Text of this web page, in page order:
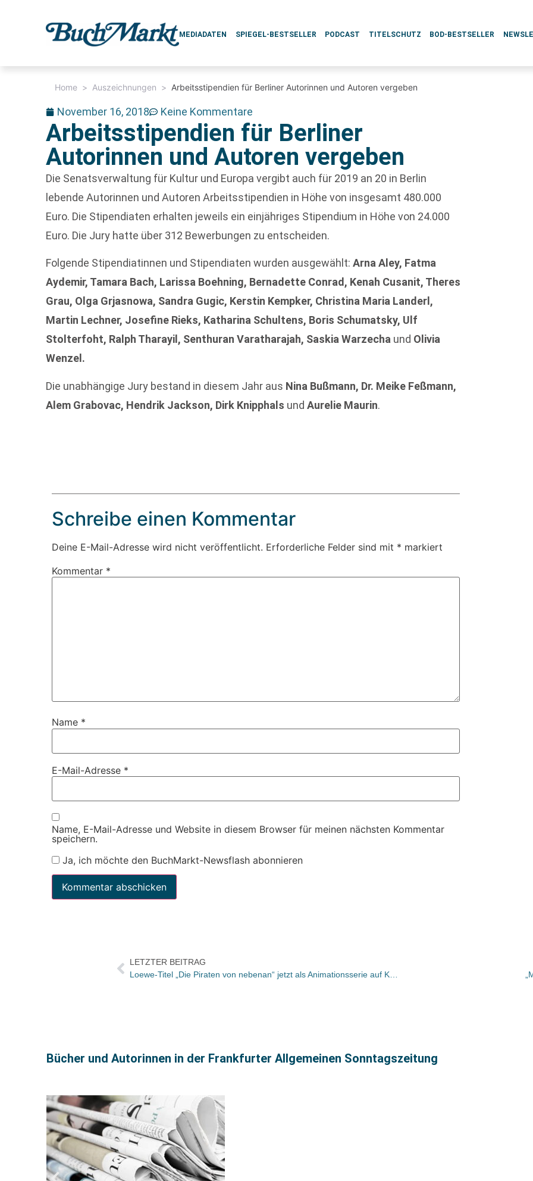
MEDIADATEN SPIEGEL-BESTSELLER PODCAST TITELSCHUTZ BOD-BESTSELLER
Home > Auszeichnungen > Arbeitsstipendien für Berliner Autorinnen und Autoren vergeben
November 16, 2018 Keine Kommentare
Arbeitsstipendien für Berliner
Autorinnen und Autoren vergeben
Die Senatsverwaltung für Kultur und Europa vergibt auch für 2019 an 20 in Berlin
lebende Autorinnen und Autoren Arbeitsstipendien in Höhe von insgesamt 480.000
Euro. Die Stipendiaten erhalten jeweils ein einjähriges Stipendium in Höhe von 24.000
Euro. Die Jury hatte über 312 Bewerbungen zu entscheiden.
Folgende Stipendiatinnen und Stipendiaten wurden ausgewählt:Arna Aley, Fatma
Aydemir, Tamara Bach, Larissa Boehning, Bernadette Conrad, Kenah Cusanit, Theres
Grau, Olga Grjasnowa, Sandra Gugic, Kerstin Kempker, Christina Maria Landerl,
Martin Lechner, Josefine Rieks, Katharina Schultens, Boris Schumatsky, Ulf
Stolterfoht, Ralph Tharayil, Senthuran Varatharajah, Saskia Warzecha und Olivia
Wenzel.
Die unabhängige Jury bestand in diesem Jahr aus Nina Bußmann, Dr. Meike Feßmann,
Alem Grabovac, Hendrik Jackson, Dirk Knipphals undAurelie Maurin.
Schreibe einen Kommentar
Deine E-Mail-Adresse wird nicht veröffentlicht. Erforderliche Felder sind mit * markiert
Kommentar *
Name *
E-Mail-Adresse *
Name, E-Mail-Adresse und Website in diesem Browser für meinen nächsten Kommentar
speichern.
Ja, ich möchte den BuchMarkt-Newsflash abonnieren
LETZTER BEITRAG
Bücher und Autorinnen in der Frankfurter Allgemeinen Sonntagszeitung